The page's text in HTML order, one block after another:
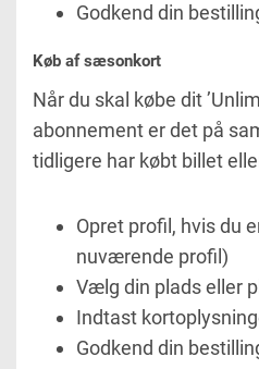
Godkend din
Køb af sæsonkort
Når du skal købe dit
abonnement er det på
tidligere har købt billet
Opret profil, hvis du
nuværende profil)
Vælg din plads eller
Indtast
Godkend din